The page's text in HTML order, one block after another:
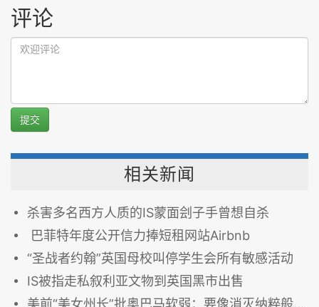
评论
提交
相关新闻
杀害多名西方人质的IS蒙面刽子手曾想自杀
巴菲特年度公开信力捧短租网站Airbnb
“圣战者约翰”英国母校叫停学生会所有敏感活动
IS被指走私叙利亚文物到英国黑市出售
美前“美女州长”批奥巴马软弱：要像消灭纳粹般消灭IS(图)